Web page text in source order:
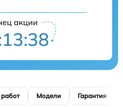
акции
Модели Гарантия